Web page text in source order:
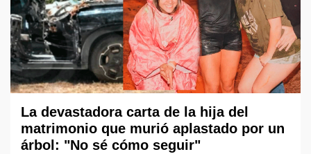
La devastadora carta de la hija del
matrimonio que murió aplastado por un
árbol: "No sé cómo seguir"